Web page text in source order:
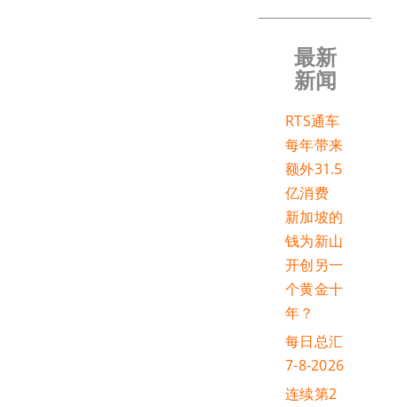
最新
新闻
RTS通车
每年带来
额外31.5
亿消费
新加坡的
钱为新山
开创另一
个黄金十
年？
每日总汇
7-8-2026
连续第2